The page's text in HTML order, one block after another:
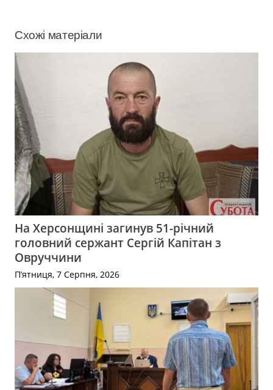
Схожі матеріали
На Херсонщині загинув 51-річний
головний сержант Сергій Капітан з
Овруччини
П’ятниця, 7 Серпня, 2026